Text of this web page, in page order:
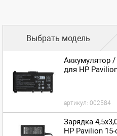
Выбрать модель
Аккумулятор /
для HP
артикул: 002584
Зарядка
HP Pavilion